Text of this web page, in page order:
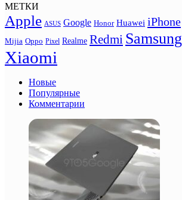
МЕТКИ
Apple ASUS Google Honor Huawei iPhone
Mijia Oppo Pixel Realme Redmi Samsung
Xiaomi
Новые
Популярные
Комментарии